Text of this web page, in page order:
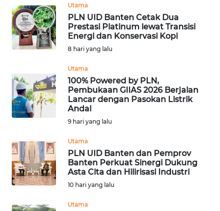
Utama
PLN UID Banten Cetak Dua
Prestasi Platinum lewat Transisi
Energi dan Konservasi Kopi
8 hari yang lalu
Utama
100% Powered by PLN,
Pembukaan GIIAS 2026 Berjalan
Lancar dengan Pasokan Listrik
Andal
9 hari yang lalu
Utama
PLN UID Banten dan Pemprov
Banten Perkuat Sinergi Dukung
Asta Cita dan Hilirisasi Industri
10 hari yang lalu
Utama
KEPRI
WN
PAPUA
PAPUA
BARAT
WN
WN
SERAMBI